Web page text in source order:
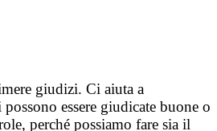
giudizi. Ci aiuta a
essere giudicate buone o
perché possiamo fare sia il